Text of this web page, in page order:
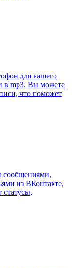
для вашего
в mp3. Вы можете
что поможет
сообщениями,
из ВКонтакте,
статусы,